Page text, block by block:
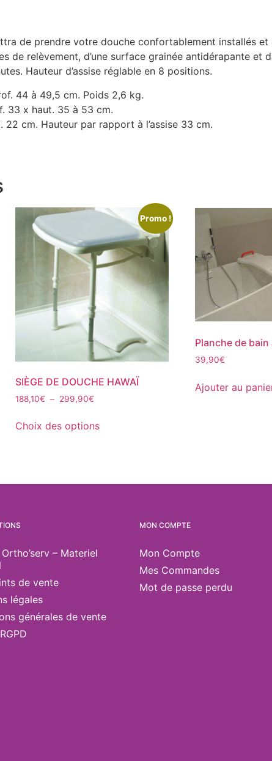
de prendre votre douche confortablement installés
de relèvement, d’une surface grainée antidérapante
Hauteur d’assise réglable en 8 positions.
44 à 49,5 cm. Poids 2,6 kg.
33 x haut. 35 à 53 cm.
cm. Hauteur par rapport à l’assise 33 cm.
Promo !
SIÈGE DE DOUCHE HAWAÏ
188,10€ – 299,90€
Choix des options
Planche de bain
39,90€
Ajouter au
– Materiel
de vente
légales
générales de vente
MON COMPTE
Mon Compte
Mes Commandes
Mot de passe perdu